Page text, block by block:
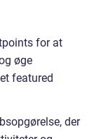
for at
øge
featured
der